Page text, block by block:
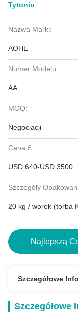
Tytoniu
Nazwa Marki:
AOHE
Numer Modelu:
AA
MOQ:
Negocjacji
Cena £:
USD 640-USD 3500
Szczegóły
20 kg / worek (torba
Najlepszą
Szczegółowe
Szczegółowe